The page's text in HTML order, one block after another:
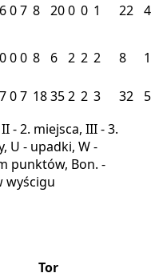
07 8 200 0 1 22 4
00 8 6 2 2 2 8 1
07 18352 2 3 32
5
- 2. miejsca, III - 3.
U - upadki, W -
punktów, Bon. -
wyścigu
Tor